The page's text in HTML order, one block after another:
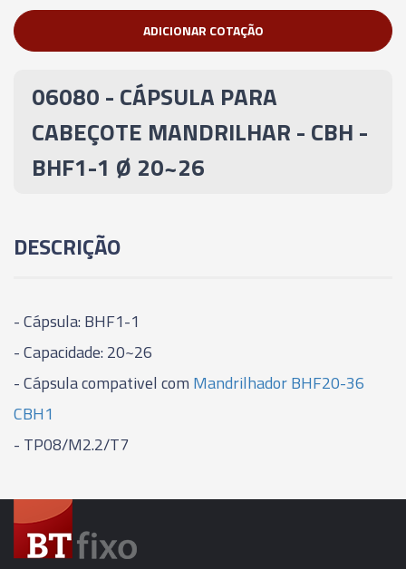
06084 - CÁPSULA PARA CABEÇOTE
06085 - CÁPSULA PARA CABEÇOTE
MANDRILHAR - CBH - BHF2-3 Ø 39~47
06087 - CÁPSULA PARA CABEÇOTE
06088 - CÁPSULA PARA CABEÇOTE
MANDRILHAR - CBH - BHF3-3 Ø 50~60
06089 - CÁPSULA PARA CABEÇOTE
MANDRILHAR - CBH - BHF4-1 Ø 41~54
06091 - CÁPSULA PARA CABEÇOTE
MANDRILHAR - CBH - BHF4-3 Ø 61~74
ADICIONAR COTAÇÃO
06080 - CÁPSULA PARA
CABEÇOTE MANDRILHAR - CBH -
BHF1-1 Ø 20~26
DESCRIÇÃO
- Cápsula: BHF1-1
- Capacidade: 20~26
- Cápsula compativel com Mandrilhador BHF20-36
CBH1
- TP08/M2.2/T7